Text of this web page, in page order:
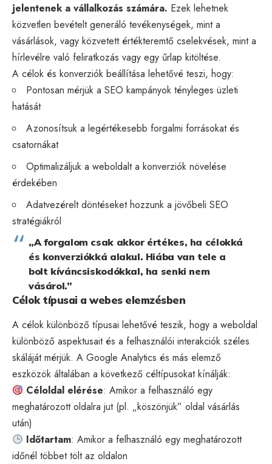
jelentenek a vállalkozás számára. Ezek lehetnek
közvetlen bevételt generáló tevékenységek, mint a
vásárlások, vagy közvetett értékteremtő cselekvések, mint a
hírlevélre való feliratkozás vagy egy űrlap kitöltése.
A célok és konverziók beállítása lehetővé teszi, hogy:
Pontosan mérjük a SEO kampányok tényleges üzleti
hatását
Azonosítsuk a legértékesebb forgalmi forrásokat és
csatornákat
Optimalizáljuk a weboldalt a konverziók növelése
érdekében
Adatvezérelt döntéseket hozzunk a jövőbeli SEO
stratégiákról
„A forgalom csak akkor értékes, ha célokká
és konverziókká alakul. Hiába van tele a
bolt kíváncsiskodókkal, ha senki nem
vásárol.”
Célok típusai a webes elemzésben
A célok különböző típusai lehetővé teszik, hogy a weboldal
különböző aspektusait és a felhasználói interakciók széles
skáláját mérjük. A Google Analytics és más elemző
eszközök általában a következő céltípusokat kínálják:
Céloldal elérése: Amikor a felhasználó egy
meghatározott oldalra jut (pl. „köszönjük” oldal vásárlás
után)
Időtartam: Amikor a felhasználó egy meghatározott
időnél többet tölt az oldalon